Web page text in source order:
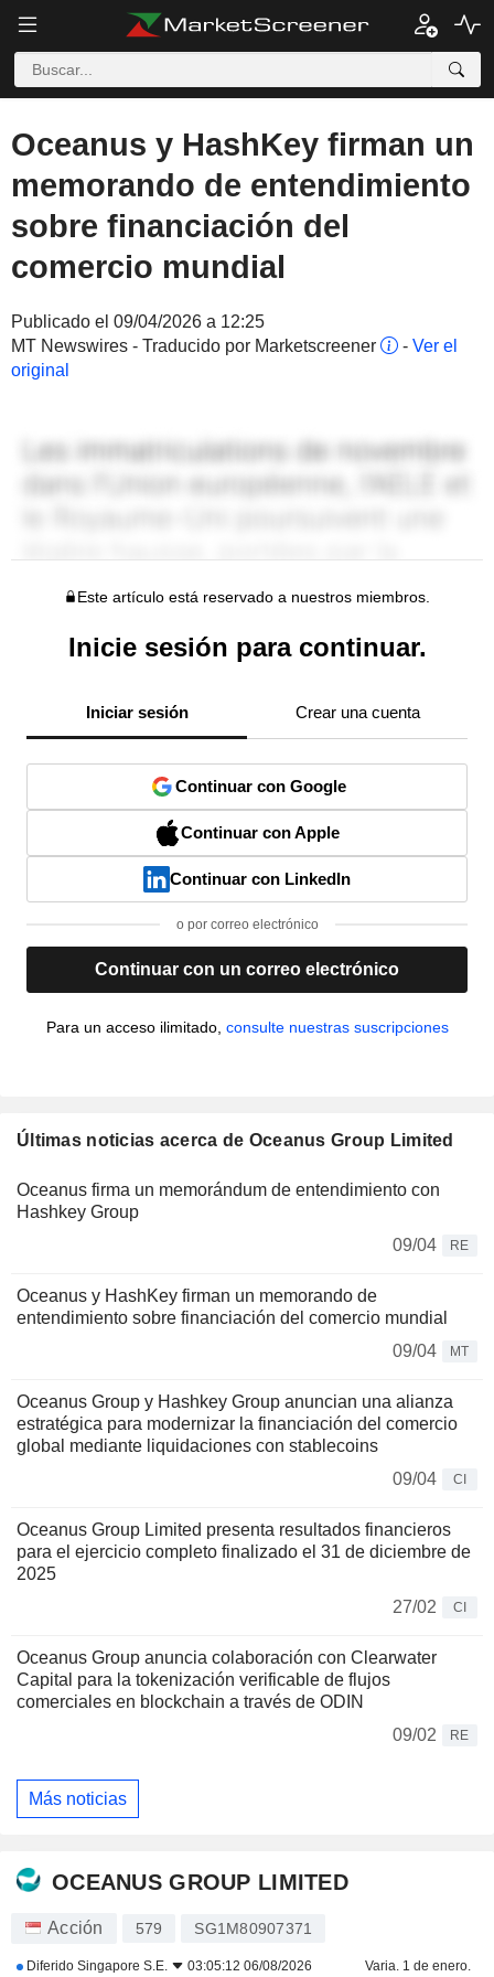
Oceanus y HashKey firman un
memorando de entendimiento
sobre financiación del
comercio mundial
Publicado el 09/04/2026 a 12:25
MT Newswires - Traducido por Marketscreener
- Ver el
original
Este artículo está reservado a nuestros miembros.
Inicie sesión para continuar.
Iniciar sesión Crear una cuenta
Continuar con Google
Continuar con Apple
Continuar con LinkedIn
o por correo electrónico
Continuar con un correo electrónico
Para un acceso ilimitado, consulte nuestras suscripciones
Últimas noticias acerca de Oceanus Group Limited
Oceanus firma un memorándum de entendimiento con
Hashkey Group
09/04
RE
Oceanus y HashKey firman un memorando de
entendimiento sobre financiación del comercio mundial
09/04
MT
Oceanus Group y Hashkey Group anuncian una alianza
estratégica para modernizar la financiación del comercio
global mediante liquidaciones con stablecoins
09/04
CI
Oceanus Group Limited presenta resultados financieros
para el ejercicio completo finalizado el 31 de diciembre de
2025
27/02
CI
Oceanus Group anuncia colaboración con Clearwater
Capital para la tokenización verificable de flujos
comerciales en blockchain a través de ODIN
09/02
RE
Más noticias
OCEANUS GROUP LIMITED
Acción 579 SG1M80907371
Diferido Singapore S.E. 03:05:12 06/08/2026 Varia. 1 de enero.